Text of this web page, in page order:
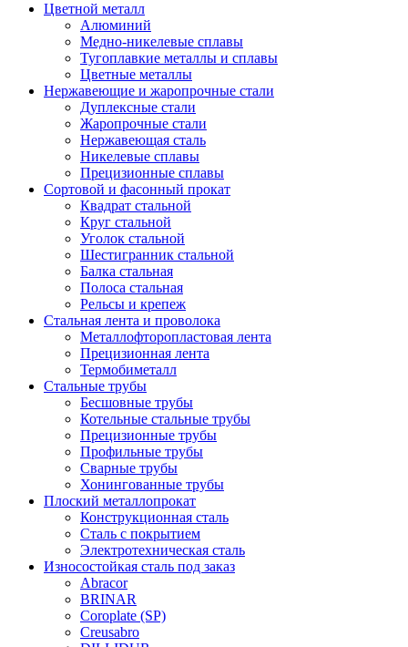
Цветной металл
Алюминий
Медно-никелевые сплавы
Тугоплавкие металлы и сплавы
Цветные металлы
Нержавеющие и жаропрочные стали
Дуплексные стали
Жаропрочные стали
Нержавеющая сталь
Никелевые сплавы
Прецизионные сплавы
Сортовой и фасонный прокат
Квадрат стальной
Круг стальной
Уголок стальной
Шестигранник стальной
Балка стальная
Полоса стальная
Рельсы и крепеж
Стальная лента и проволока
Металлофторопластовая лента
Прецизионная лента
Термобиметалл
Стальные трубы
Бесшовные трубы
Котельные стальные трубы
Прецизионные трубы
Профильные трубы
Сварные трубы
Хонингованные трубы
Плоский металлопрокат
Конструкционная сталь
Сталь с покрытием
Электротехническая сталь
Износостойкая сталь под заказ
Abracor
BRINAR
Coroplate (SP)
Creusabro